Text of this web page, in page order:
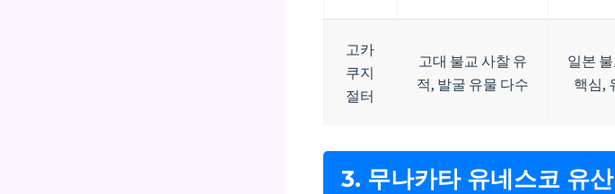
고카
쿠지
절터
고대 불교 사찰 유
적, 발굴 유물 다수
일본
핵심,
3. 무나카타 유네스코 유